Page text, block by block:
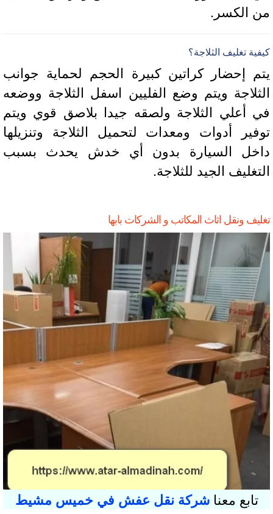
الكسر.
تغليف الثلاجة؟
إحضار كراتين كبيرة الحجم لحماية جوانب
ويتم وضع الفليين اسفل الثلاجة ووضعه
أعلي الثلاجة ولصقه جيدا بلاصق قوي ويتم
أدوات ومعدات لتحميل الثلاجة وتنزيلها
السيارة بدون أي خدش يحدث بسبب
الجيد للثلاجة.
ونقل اثاث المكاتب و الشركات بابها
تابع معناشركة نقل عفش في خميس مشيط